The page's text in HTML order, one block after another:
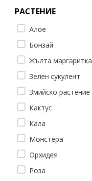
РАСТЕНИЕ
Алое
Бонзай
Жълта маргаритка
Зелен сукулент
Змийско растение
Кактус
Кала
Монстера
Орхидея
Роза